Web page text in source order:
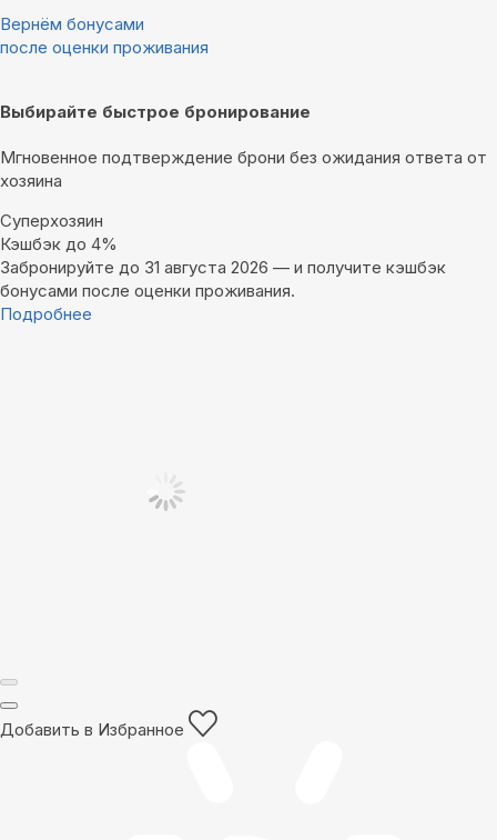
Вернём бонусами
после оценки проживания
Выбирайте быстрое бронирование
Мгновенное подтверждение брони без ожидания ответа от
хозяина
Суперхозяин
Кэшбэк до 4%
Забронируйте до 31 августа 2026 — и получите кэшбэк
бонусами после оценки проживания.
Подробнее
Добавить в Избранное